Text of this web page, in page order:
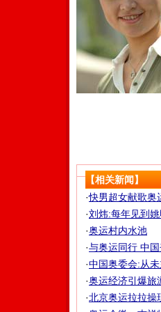
【相关新闻】
·快男超女献歌奥
·刘炜:每年见到
·奥运村内水池
·与奥运同行 中
·中国奥委会:从
·奥运经济引爆旅
·北京奥运拉拉操